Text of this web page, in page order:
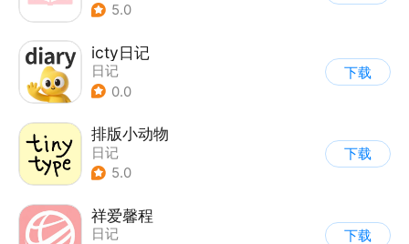
5.0
icty日记
日记
0.0
下载
排版小动物
日记
5.0
下载
祥爱馨程
日记
下载